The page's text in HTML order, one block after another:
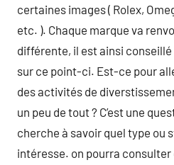
certaines images ( Rolex,
etc. ). Chaque marque va
différente, il est ainsi conseillé
sur ce point-ci. Est-ce pour
des activités de
un peu de tout ? C’est une
cherche à savoir quel type ou
intéresse. on pourra